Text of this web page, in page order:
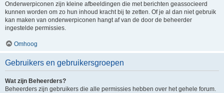
Onderwerpiconen zijn kleine afbeeldingen die met berichten geassocieerd
kunnen worden om zo hun inhoud kracht bij te zetten. Of je al dan niet gebruik
kan maken van onderwerpiconen hangt af van de door de beheerder
ingestelde permissies.
Omhoog
Gebruikers en gebruikersgroepen
Wat zijn Beheerders?
Beheerders zijn gebruikers die alle permissies hebben over het gehele forum.